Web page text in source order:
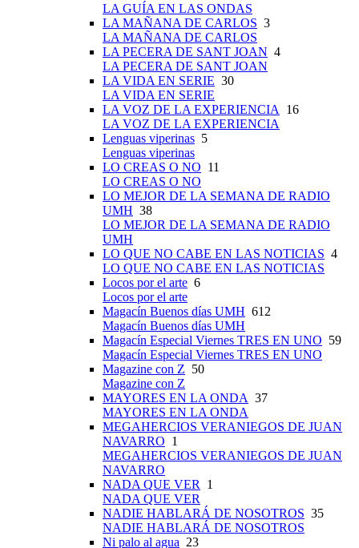
LA GUÍA EN LAS ONDAS
LA MAÑANA DE CARLOS 3
LA MAÑANA DE CARLOS
LA PECERA DE SANT JOAN 4
LA PECERA DE SANT JOAN
LA VIDA EN SERIE 30
LA VIDA EN SERIE
LA VOZ DE LA EXPERIENCIA
16
LA VOZ DE LA EXPERIENCIA
Lenguas viperinas 5
Lenguas viperinas
LO CREAS O NO 11
LO CREAS O NO
LO MEJOR DE LA SEMANA DE RADIO
UMH 38
LO MEJOR DE LA SEMANA DE RADIO
UMH
LO QUE NO CABE EN LAS NOTICIAS 4
LO QUE NO CABE EN LAS NOTICIAS
Locos por el arte 6
Locos por el arte
Magacín Buenos días UMH 612
Magacín Buenos días UMH
Magacín Especial Viernes TRES EN UNO 59
Magacín Especial Viernes TRES EN UNO
Magazine con Z 50
Magazine con Z
MAYORES EN LA ONDA 37
MAYORES EN LA ONDA
MEGAHERCIOS VERANIEGOS DE JUAN
NAVARRO 1
MEGAHERCIOS VERANIEGOS DE JUAN
NAVARRO
NADA QUE VER
1
NADA QUE VER
NADIE HABLARÁ DE NOSOTROS 35
NADIE HABLARÁ DE NOSOTROS
Ni palo al agua 23